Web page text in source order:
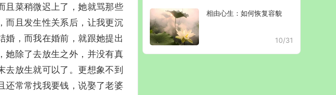
且菜稍微迟上了，她就骂那些
而且发生性关系后，让我更沉
婚，而我在婚前，就跟她提出
她除了去放生之外，并没有真
放生就可以了。更想象不到
还常常找我要钱，说娶了老婆
相由心生：如何恢复容貌
10/31